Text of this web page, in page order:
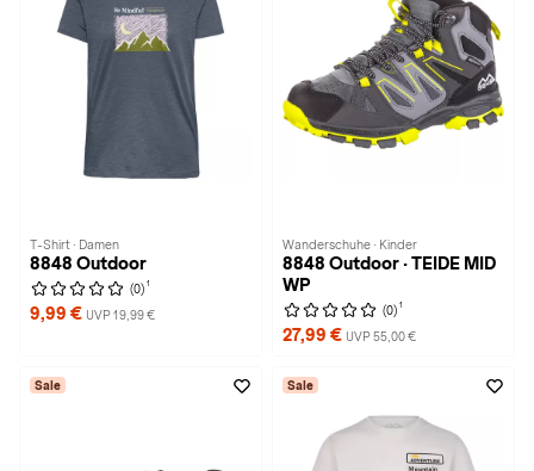
T-Shirt · Damen
8848 Outdoor
(0) 1
9,99 € UVP 19,99 €
Wanderschuhe · Kinder
8848 Outdoor · TEIDE MID
WP
(0) 1
27,99 € UVP 55,00 €
Sale Sale